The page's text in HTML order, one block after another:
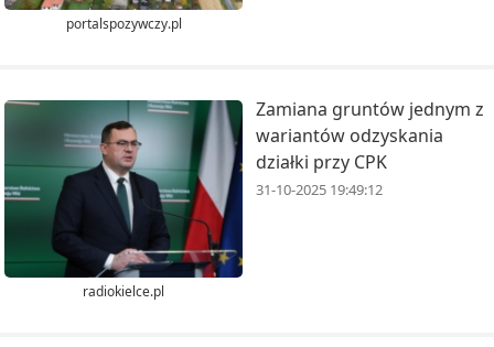
portalspozywczy.pl
radiokielce.pl
Zamiana gruntów jednym z
wariantów odzyskania
działki przy CPK
31-10-2025 19:49:12